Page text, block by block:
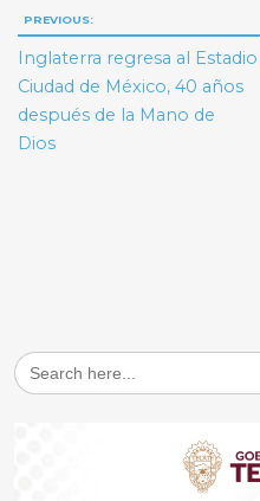
Navegación
de
entradas
PREVIOUS:
Inglaterra regresa al Estadio
Ciudad de México, 40 años
después de la Mano de
Dios
Search
for: